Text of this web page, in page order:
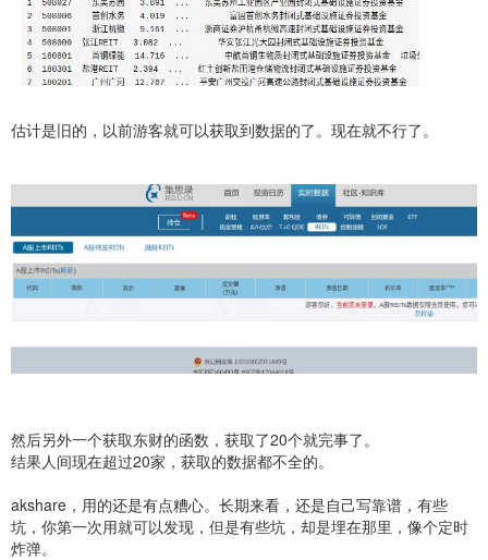
估计是旧的，以前游客就可以获取到数据的了。现在就不行了。
然后另外一个获取东财的函数，获取了20个就完事了。
结果人间现在超过20家，获取的数据都不全的。
akshare，用的还是有点糟心。长期来看，还是自己写靠谱，有些
坑，你第一次用就可以发现，但是有些坑，却是埋在那里，像个定时
炸弹。